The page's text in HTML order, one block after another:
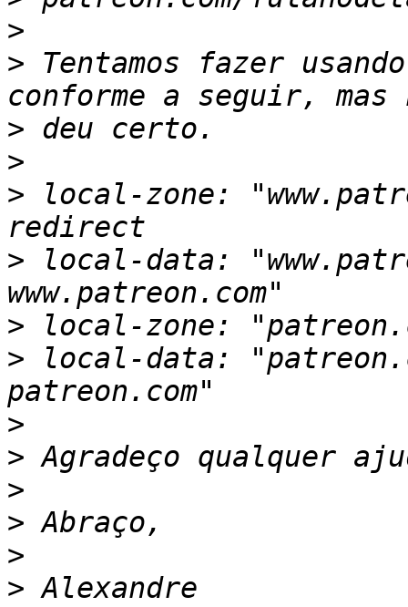
>
> Tentamos fazer
>
>
> local-zone:
> local-data:
>
> local-data:
>
>
>
>
>
>